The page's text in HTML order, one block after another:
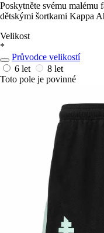
Poskytněte svému
dětskými šortkami Kappa
Velikost
*
Průvodce velikostí
6 let
8 let
Toto pole je povinné